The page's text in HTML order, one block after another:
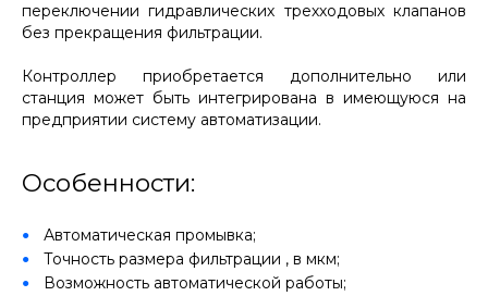
переключении гидравлических трехходовых клапанов
без прекращения фильтрации.
Контроллер приобретается дополнительно или
станция может быть интегрирована в имеющуюся на
предприятии систему автоматизации.
Особенности:
Автоматическая промывка;
Точность размера фильтрации , в мкм;
Возможность автоматической работы;